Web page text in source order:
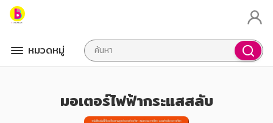
หมวดหมู่
มอเตอร์ไฟฟ้ากระแสสลับ